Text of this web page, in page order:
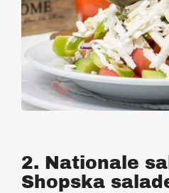
2. Nationale
Shopska